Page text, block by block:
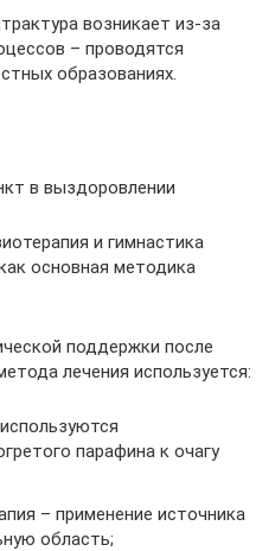
возникает из-за
– проводятся
образованиях.
в выздоровлении
и гимнастика
основная методика
поддержки после
лечения используется:
парафина к очагу
– применение источника
область;